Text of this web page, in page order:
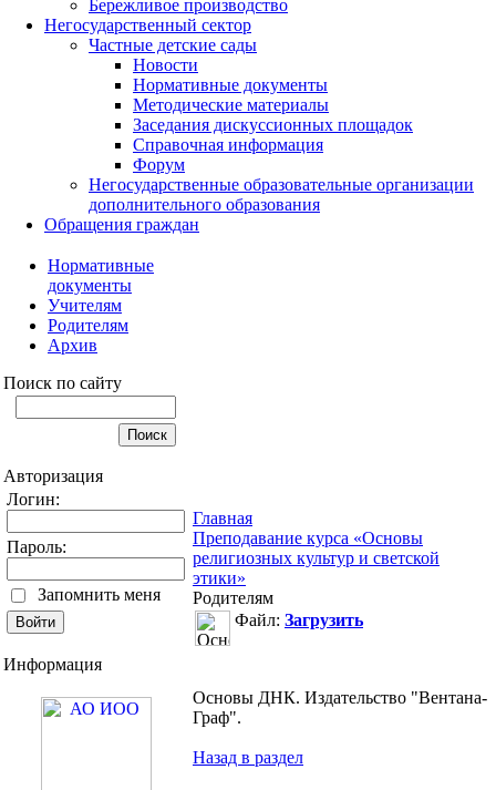
Бережливое производство
Негосударственный сектор
Частные детские сады
Новости
Нормативные документы
Методические материалы
Заседания дискуссионных площадок
Справочная информация
Форум
Негосударственные образовательные организации
дополнительного образования
Обращения граждан
Нормативные
документы
Учителям
Родителям
Архив
Поиск по сайту
Авторизация
Логин:
Пароль:
Запомнить меня
Информация
Главная
Преподавание курса «Основы
религиозных культур и светской
этики»
Родителям
Файл: Загрузить
Основы ДНК. Издательство "Вентана-
Граф".
Назад в раздел